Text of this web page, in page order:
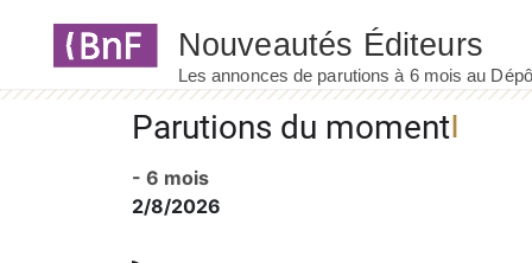
Parutions du moment
- 6 mois
2/8/2026